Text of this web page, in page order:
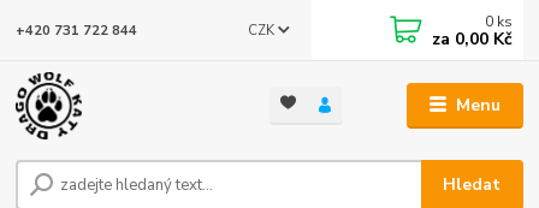
Menu
CZK
Hledat
+420 731 722 844 0 ks
za 0,00 Kč